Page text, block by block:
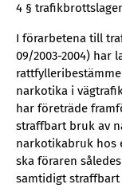
4 §
I förarbetena till
09/2003-2004) har
narkotika i
har företräde
straffbart bruk av
narkotikabruk hos
ska föraren
samtidigt